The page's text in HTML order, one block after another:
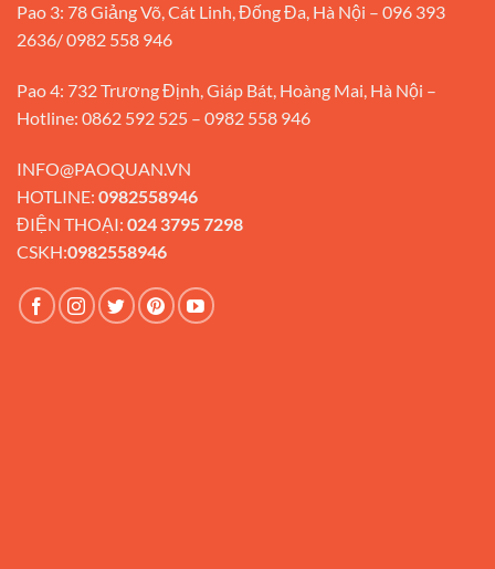
Pao 3: 78 Giảng Võ, Cát Linh, Đống Đa, Hà Nội – 096 393
2636/ 0982 558 946
Pao 4: 732 Trương Định, Giáp Bát, Hoàng Mai, Hà Nội –
Hotline: 0862 592 525 – 0982 558 946
INFO@PAOQUAN.VN
HOTLINE: 0982558946
ĐIỆN THOẠI: 024 3795 7298
CSKH:0982558946